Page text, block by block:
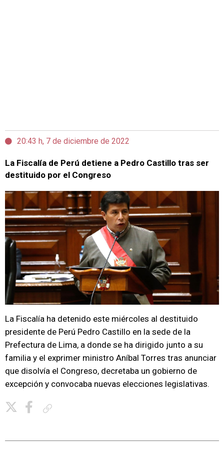
20:43 h, 7 de diciembre de 2022
La Fiscalía de Perú detiene a Pedro Castillo tras ser
destituido por el Congreso
La Fiscalía ha detenido este miércoles al destituido
presidente de Perú Pedro Castillo en la sede de la
Prefectura de Lima, a donde se ha dirigido junto a su
familia y el exprimer ministro Aníbal Torres tras anunciar
que disolvía el Congreso, decretaba un gobierno de
excepción y convocaba nuevas elecciones legislativas.